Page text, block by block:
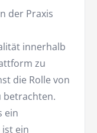
der Praxis
innerhalb
zu
die Rolle von
betrachten.
ein
ein